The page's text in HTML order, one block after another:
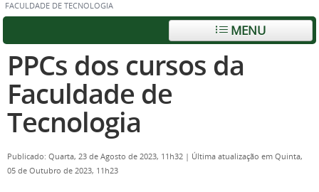
FACULDADE DE TECNOLOGIA
MENU
PPCs dos cursos da
Faculdade de
Tecnologia
Publicado: Quarta, 23 de Agosto de 2023, 11h32 | Última atualização em Quinta,
05 de Outubro de 2023, 11h23